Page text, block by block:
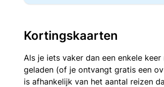
Kortingskaarten
Als je iets vaker dan een enkele
geladen (of je ontvangt gratis een
is afhankelijk van het aantal reizen